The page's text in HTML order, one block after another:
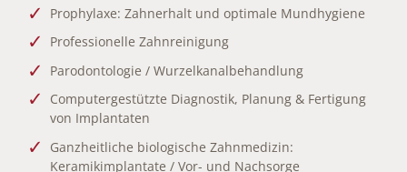
Prophylaxe: Zahnerhalt und optimale Mundhygiene
Professionelle Zahnreinigung
Parodontologie / Wurzelkanalbehandlung
Computergestützte Diagnostik, Planung & Fertigung
von Implantaten
Ganzheitliche biologische Zahnmedizin:
Keramikimplantate / Vor- und Nachsorge